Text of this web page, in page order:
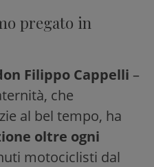
pregato in
Filippo Cappelli –
che
al bel tempo, ha
oltre ogni
motociclisti dal